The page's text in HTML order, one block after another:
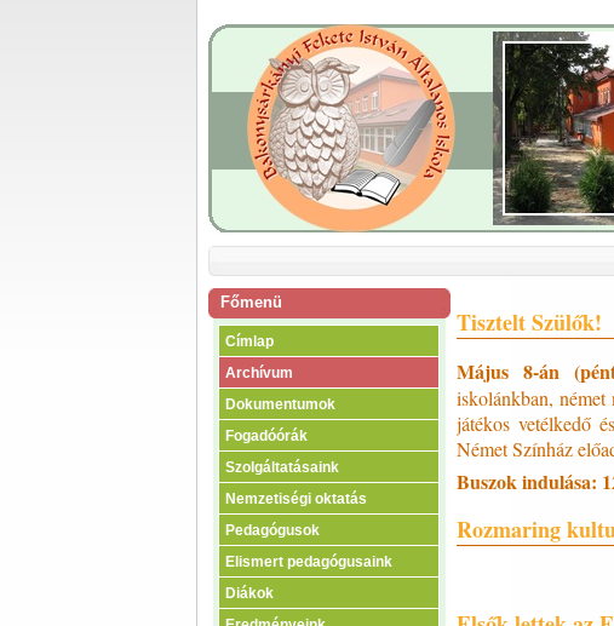
Főmenü
Címlap
Archívum
Dokumentumok
Fogadóórák
Szolgáltatásaink
Nemzetiségi oktatás
Pedagógusok
Elismert pedagógusaink
Diákok
Tisztelt Szülők!
Május 8-án
iskolánkban,
játékos vetélkedő
Német Színház
Buszok indulása:
Rozmaring